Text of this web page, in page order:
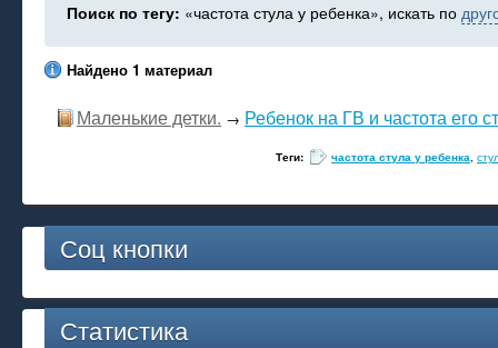
Поиск по тегу: «частота стула у ребенка», искать по
Найдено 1 материал
Маленькие детки. → Ребенок на ГВ и частота его
Теги: частота стула у ребенка,
Соц кнопки
Статистика